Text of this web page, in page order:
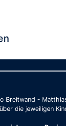
Breitwand -
die jeweiligen